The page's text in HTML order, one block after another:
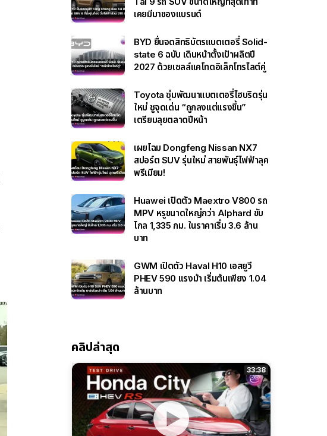
เคยมีมาของแบรนด์
BYD ยื่นจดสิทธิบัตรแบตเตอรี่ Solid-
state 6 ฉบับ เดินหน้าตั้งเป้าผลิตปี
2027 ด้วยเซลล์แคโทดอิเล็กโทรไลต์คู่
Toyota ซุ่มพัฒนาแบตเตอรี่ไฮบริดรุ่น
ใหม่ ชูจุดเด่น “ถูกลงแต่แรงขึ้น”
เตรียมลุยตลาดปีหน้า
เผยโฉม Dongfeng Nissan NX7
สปอร์ต SUV รุ่นใหม่ สายพันธุ์ไฟฟ้าลุค
พรีเมียม!
Huawei เปิดตัว Maextro V800 รถ
MPV หรูขนาดใหญ่กว่า Alphard ขับ
ไกล 1,335 กม. ในราคาเริ่ม 3.6 ล้าน
บาท
GWM เปิดตัว Haval H10 เอสยูวี
PHEV 590 แรงม้า เริ่มต้นเพียง 1.04
ล้านบาท
คลิปล่าสุด
33:38